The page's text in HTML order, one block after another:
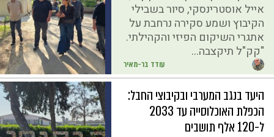
עודד בר-מאיר
אייל אוסטרינסקי, סיור בשבילי
הקיבוץ ושמע סקירה נרחבת על
אתגרי השיקום הפיזי והקהילתי.
"קק"ל תיקצבה...
היעד בנגב המערבי ובקיבוצי החבל:
הכפלת האוכלוסייה עד 2033
ל-120 אלף תושבים